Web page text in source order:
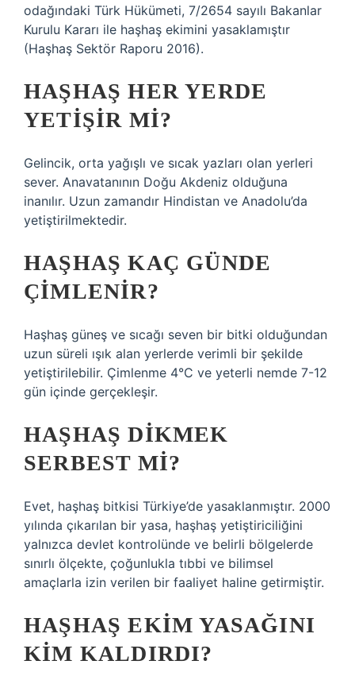
odağındaki Türk Hükümeti, 7/2654 sayılı Bakanlar
Kurulu Kararı ile haşhaş ekimini yasaklamıştır
(Haşhaş Sektör Raporu 2016).
HAŞHAŞ HER YERDE
YETIŞIR MI?
Gelincik, orta yağışlı ve sıcak yazları olan yerleri
sever. Anavatanının Doğu Akdeniz olduğuna
inanılır. Uzun zamandır Hindistan ve Anadolu’da
yetiştirilmektedir.
HAŞHAŞ KAÇ GÜNDE
ÇIMLENIR?
Haşhaş güneş ve sıcağı seven bir bitki olduğundan
uzun süreli ışık alan yerlerde verimli bir şekilde
yetiştirilebilir. Çimlenme 4°C ve yeterli nemde 7-12
gün içinde gerçekleşir.
HAŞHAŞ DIKMEK
SERBEST MI?
Evet, haşhaş bitkisi Türkiye’de yasaklanmıştır. 2000
yılında çıkarılan bir yasa, haşhaş yetiştiriciliğini
yalnızca devlet kontrolünde ve belirli bölgelerde
sınırlı ölçekte, çoğunlukla tıbbi ve bilimsel
amaçlarla izin verilen bir faaliyet haline getirmiştir.
HAŞHAŞ EKIM YASAĞINI
KIM KALDIRDI?